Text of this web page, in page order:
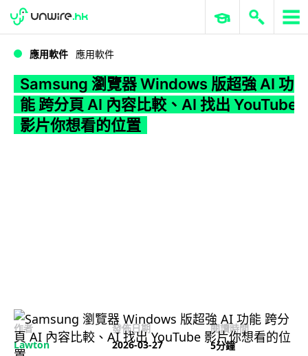
WWDC 2026 ERP 與商業 AI
應用軟件 應用軟件
Samsung 瀏覽器 Windows 版超強 AI 功
能 跨分頁 AI 內容比較、AI 找出 YouTube
影片你想看的位置
作者
Lawton
發佈日期
2026-03-27
閱讀時間
5分鐘